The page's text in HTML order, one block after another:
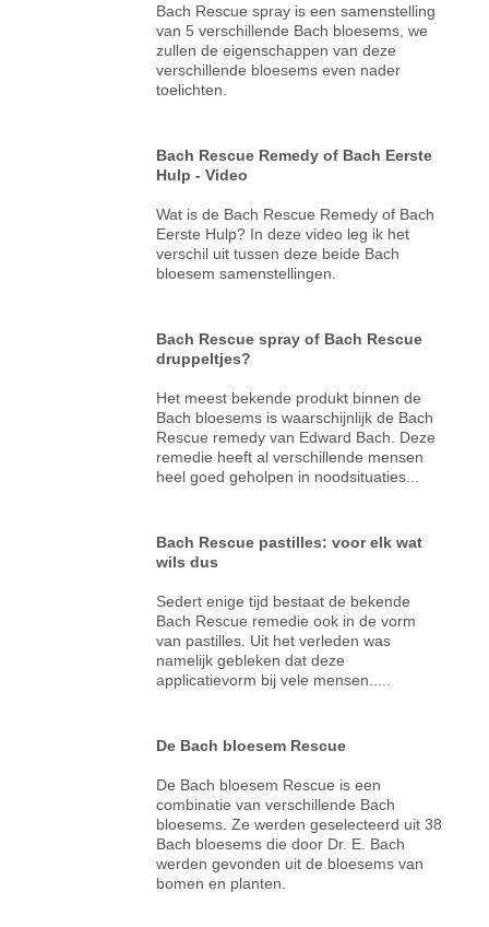
Bach Rescue spray is een samenstelling
van 5 verschillende Bach bloesems, we
zullen de eigenschappen van deze
verschillende bloesems even nader
toelichten.
Bach Rescue Remedy of Bach Eerste
Hulp - Video
Wat is de Bach Rescue Remedy of Bach
Eerste Hulp? In deze video leg ik het
verschil uit tussen deze beide Bach
bloesem samenstellingen.
Bach Rescue spray of Bach Rescue
druppeltjes?
Het meest bekende produkt binnen de
Bach bloesems is waarschijnlijk de Bach
Rescue remedy van Edward Bach. Deze
remedie heeft al verschillende mensen
heel goed geholpen in noodsituaties...
Bach Rescue pastilles: voor elk wat
wils dus
Sedert enige tijd bestaat de bekende
Bach Rescue remedie ook in de vorm
van pastilles. Uit het verleden was
namelijk gebleken dat deze
applicatievorm bij vele mensen.....
De Bach bloesem Rescue
De Bach bloesem Rescue is een
combinatie van verschillende Bach
bloesems. Ze werden geselecteerd uit 38
Bach bloesems die door Dr. E. Bach
werden gevonden uit de bloesems van
bomen en planten.